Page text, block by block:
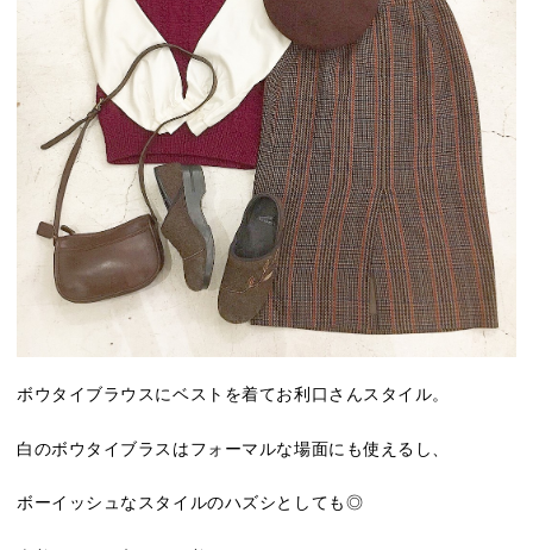
ボウタイブラウスにベストを着てお利口さんスタイル。
白のボウタイブラスはフォーマルな場面にも使えるし、
ボーイッシュなスタイルのハズシとしても◎